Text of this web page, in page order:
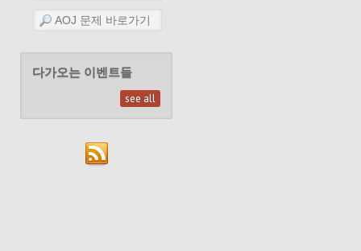
다가오는 이벤트들
see all